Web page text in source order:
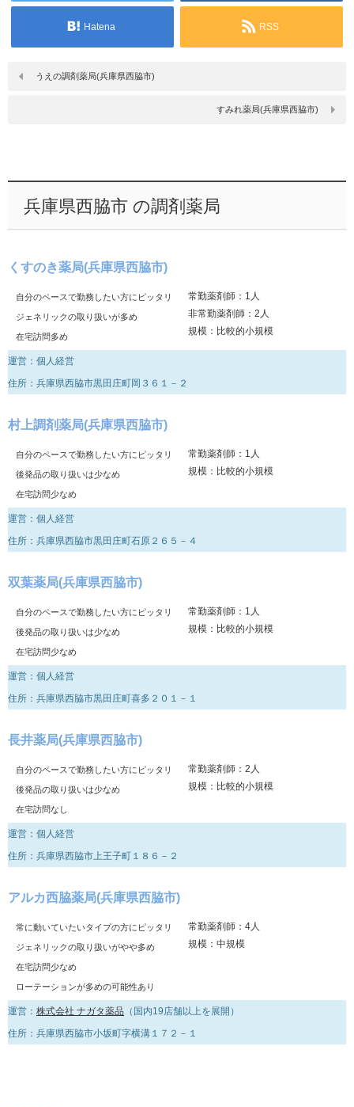
Hatena RSS
うえの調剤薬局(兵庫県西脇市)
すみれ薬局(兵庫県西脇市)
兵庫県西脇市 の調剤薬局
くすのき薬局(兵庫県西脇市)
自分のペースで勤務したい方にピッタリ
ジェネリックの取り扱いが多め
在宅訪問多め
常勤薬剤師：1人
非常勤薬剤師：2人
規模：比較的小規模
運営：個人経営
住所：兵庫県西脇市黒田庄町岡３６１－２
村上調剤薬局(兵庫県西脇市)
自分のペースで勤務したい方にピッタリ
後発品の取り扱いは少なめ
在宅訪問少なめ
常勤薬剤師：1人
規模：比較的小規模
運営：個人経営
住所：兵庫県西脇市黒田庄町石原２６５－４
双葉薬局(兵庫県西脇市)
自分のペースで勤務したい方にピッタリ
後発品の取り扱いは少なめ
在宅訪問少なめ
常勤薬剤師：1人
規模：比較的小規模
運営：個人経営
住所：兵庫県西脇市黒田庄町喜多２０１－１
長井薬局(兵庫県西脇市)
自分のペースで勤務したい方にピッタリ
後発品の取り扱いは少なめ
在宅訪問なし
常勤薬剤師：2人
規模：比較的小規模
運営：個人経営
住所：兵庫県西脇市上王子町１８６－２
アルカ西脇薬局(兵庫県西脇市)
常に動いていたいタイプの方にピッタリ
ジェネリックの取り扱いがやや多め
在宅訪問少なめ
ローテーションが多めの可能性あり
常勤薬剤師：4人
規模：中規模
運営： 株式会社 ナガタ薬品 （国内19店舗以上を展開）
住所：兵庫県西脇市小坂町字横溝１７２－１